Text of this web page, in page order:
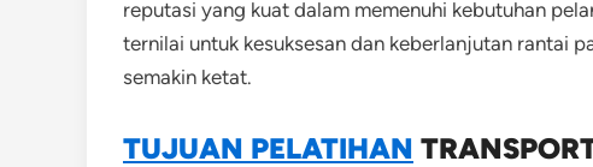
reputasi yang kuat dalam memenuhi kebutuhan
ternilai untuk kesuksesan dan keberlanjutan rantai
semakin ketat.
TUJUAN PELATIHAN